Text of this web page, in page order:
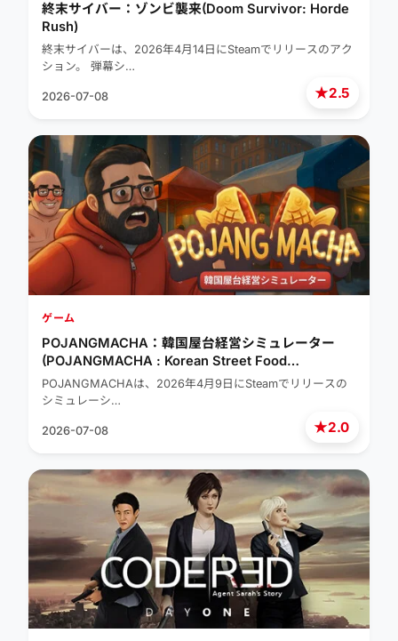
★2.5
終末サイバー：ゾンビ襲来(Doom Survivor: Horde
Rush)
終末サイバーは、2026年4月14日にSteamでリリースのアク
ション。 弾幕シ…
2026-07-08
★2.0
ゲーム
POJANGMACHA：韓国屋台経営シミュレーター
(POJANGMACHA : Korean Street Food
Management Simulator)
POJANGMACHAは、2026年4月9日にSteamでリリースの
シミュレーシ…
2026-07-08